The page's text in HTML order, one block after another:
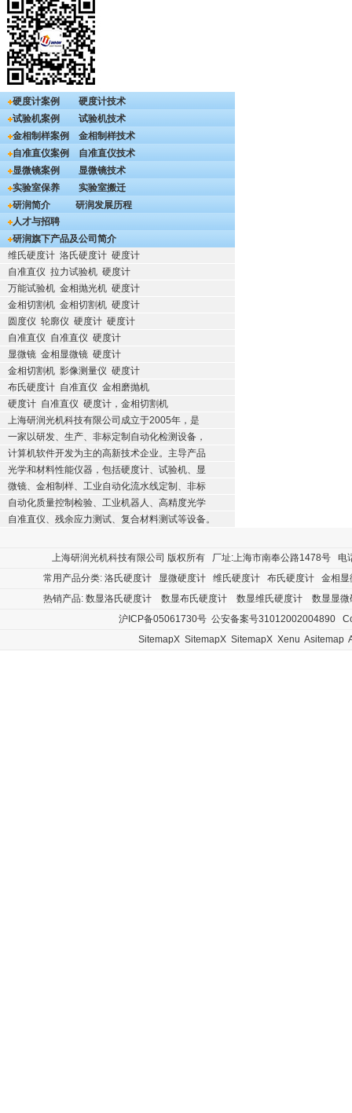
硬度计案例
硬度计技术
试验机案例
试验机技术
金相制样案例
金相制样技术
自准直仪案例
自准直仪技术
显微镜案例
显微镜技术
实验室保养
实验室搬迁
研润简介
研润发展历程
人才与招聘
研润旗下产品及公司简介
维氏硬度计 洛氏硬度计 硬度计
自准直仪 拉力试验机 硬度计
万能试验机 金相抛光机 硬度计
金相切割机 金相切割机 硬度计
圆度仪 轮廓仪 硬度计 硬度计
自准直仪 自准直仪 硬度计
显微镜 金相显微镜 硬度计
金相切割机 影像测量仪 硬度计
布氏硬度计 自准直仪 金相磨抛机
硬度计 自准直仪 硬度计，金相切割机
上海研润光机科技有限公司成立于2005年，是
一家以研发、生产、非标定制自动化检测设备，
计算机软件开发为主的高新技术企业。主导产品
光学和材料性能仪器，包括硬度计、试验机、显
微镜、金相制样、工业自动化流水线定制、非标
自动化质量控制检验、工业机器人、高精度光学
自准直仪、残余应力测试、复合材料测试等设备。
上海研润光机科技有限公司 版权所有 厂址:上海市南奉公路1478号
常用产品分类: 洛氏硬度计 显微硬度计 维氏硬度计 布氏硬度计
金相显
热销产品: 数显洛氏硬度计 数显布氏硬度计 数显维氏硬度计
数显显微
沪ICP备05061730号 公安备案号31012002004890
SitemapX SitemapX SitemapX Xenu Asitemap